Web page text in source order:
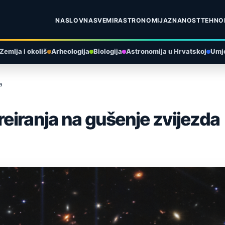
NASLOVNASVEMIRASTRONOMIJAZNANOST
Zemlja i okoliš Arheologija Biologija Astronomija u Hrvatskoj
na gušenje zvijezda